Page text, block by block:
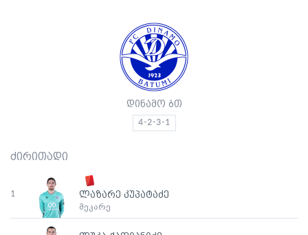
დინამო ბთ
4-2-3-1
ძირითადი
1 ლაზარე კუპატაძე
მეკარე